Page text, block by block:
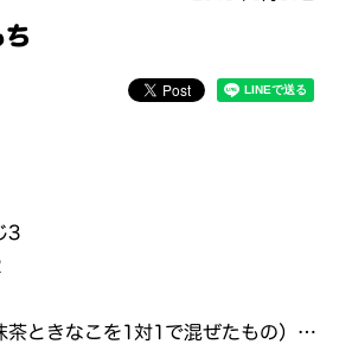
3
茶ときなこを1対1で混ぜたもの）…